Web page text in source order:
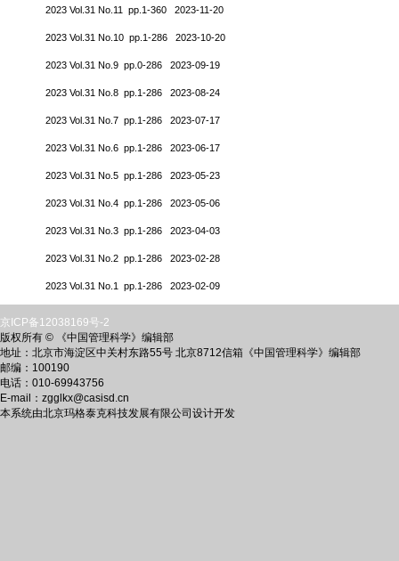
2023 Vol.31 No.11 pp.1-360 2023-11-20
2023 Vol.31 No.10 pp.1-286 2023-10-20
2023 Vol.31 No.9 pp.0-286 2023-09-19
2023 Vol.31 No.8 pp.1-286 2023-08-24
2023 Vol.31 No.7 pp.1-286 2023-07-17
2023 Vol.31 No.6 pp.1-286 2023-06-17
2023 Vol.31 No.5 pp.1-286 2023-05-23
2023 Vol.31 No.4 pp.1-286 2023-05-06
2023 Vol.31 No.3 pp.1-286 2023-04-03
2023 Vol.31 No.2 pp.1-286 2023-02-28
2023 Vol.31 No.1 pp.1-286 2023-02-09
京ICP备12038169号-2
版权所有 © 《中国管理科学》编辑部
地址：北京市海淀区中关村东路55号 北京8712信箱《中国管理科学》编辑部
邮编：100190
电话：010-69943756
E-mail：zgglkx@casisd.cn
本系统由北京玛格泰克科技发展有限公司设计开发